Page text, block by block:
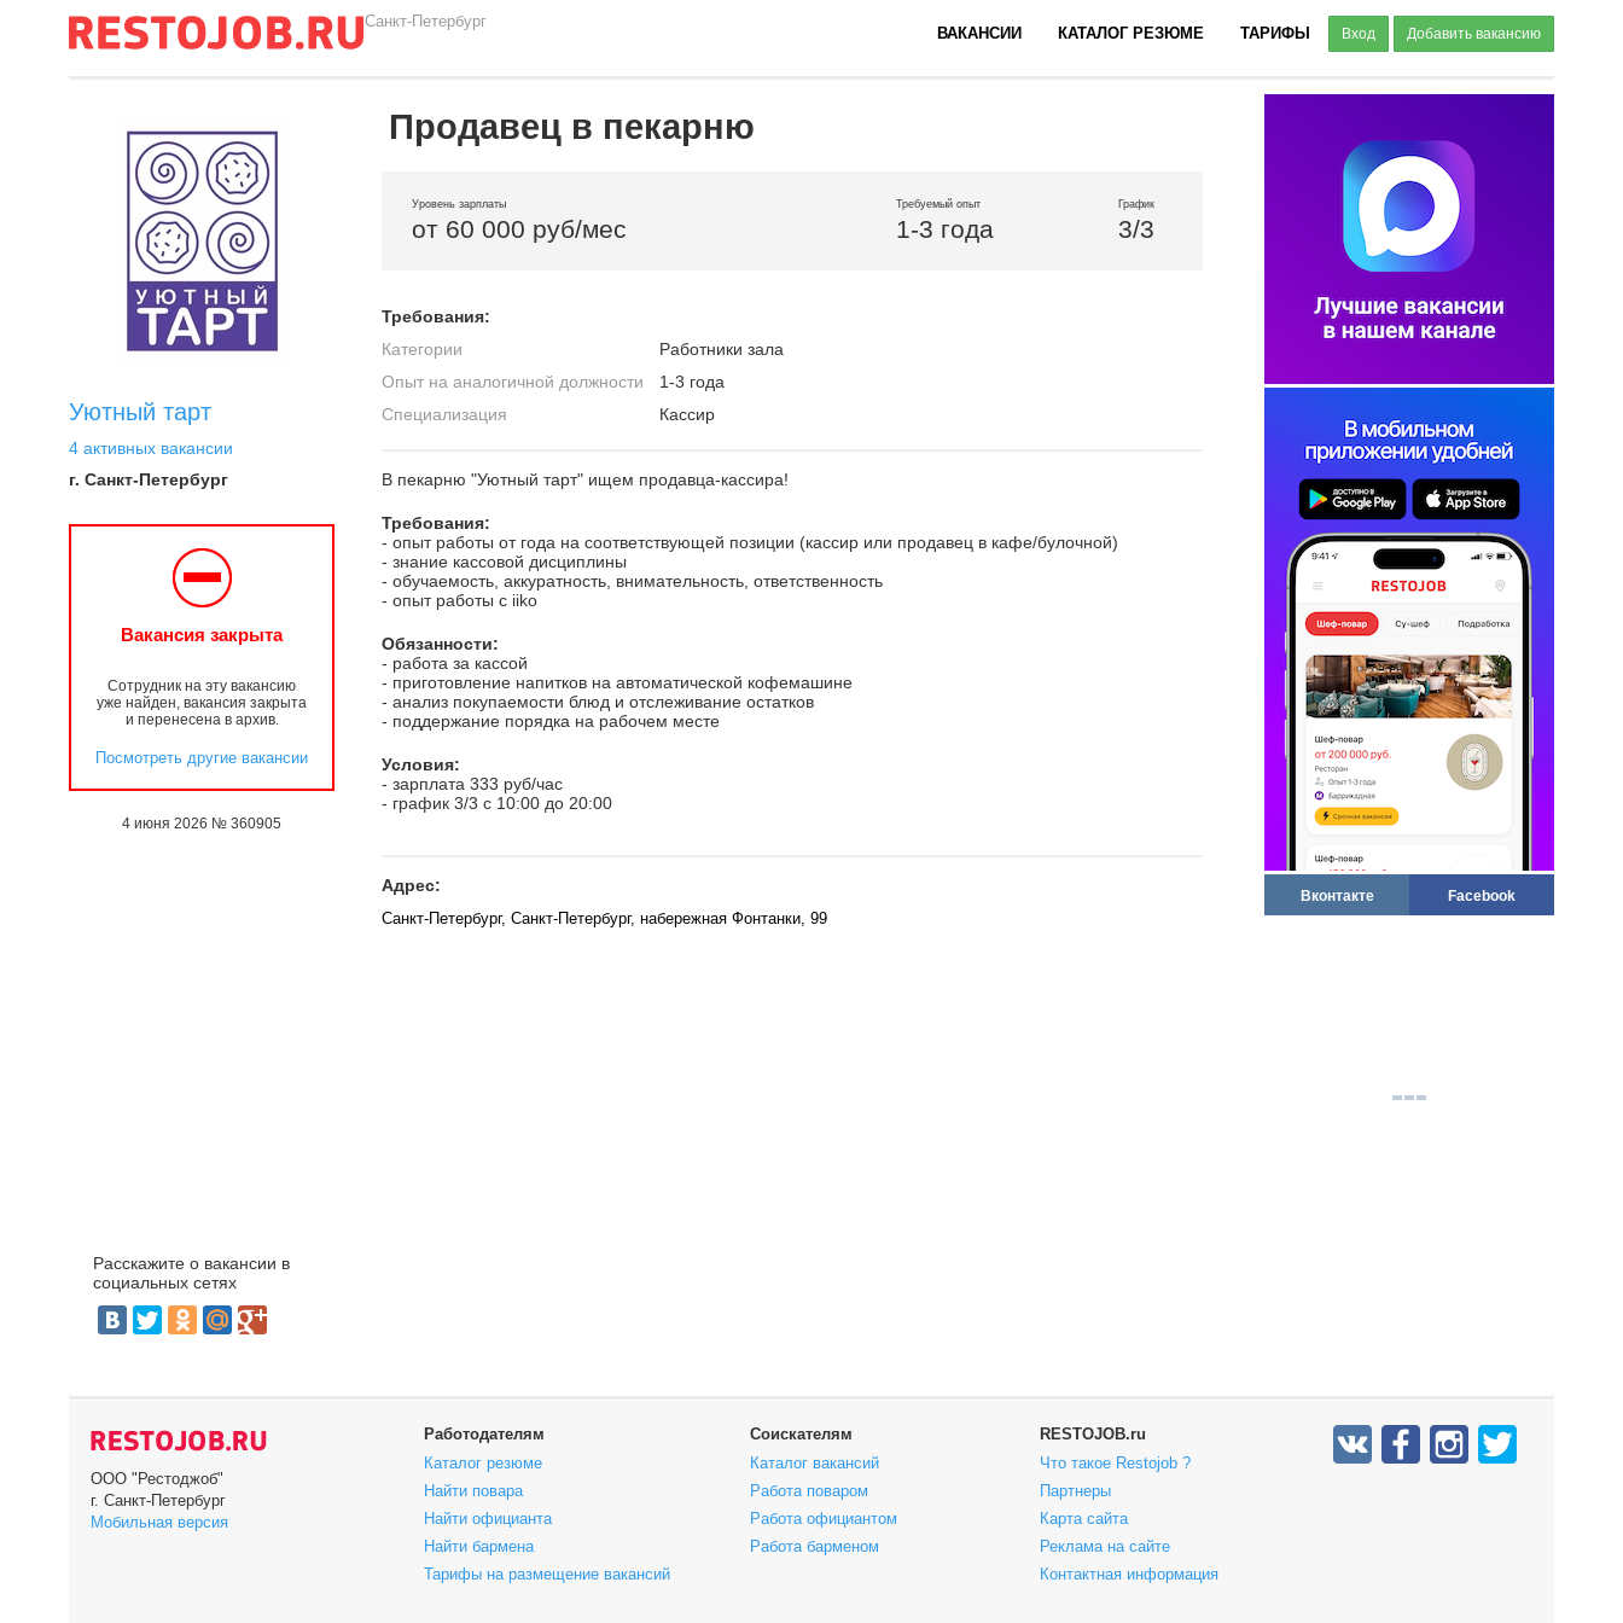
Санкт-Петербург
ВАКАНСИИ КАТАЛОГ РЕЗЮМЕ ТАРИФЫ Вход Добавить вакансию
Вконтакте Facebook
Уютный тарт
4 активных вакансии
г. Санкт-Петербург
Вакансия закрыта
Сотрудник на эту вакансию
уже найден, вакансия закрыта
и перенесена в архив.
Посмотреть другие вакансии
4 июня 2026 № 360905
Продавец в пекарню
Уровень зарплаты
от 60 000 руб/мес
Требуемый опыт
1-3 года
График
3/3
Требования:
Категории
Работники зала
Опыт на аналогичной должности
1-3 года
Специализация
Кассир
В пекарню "Уютный тарт" ищем продавца-кассира!
Требования:
- опыт работы от года на соответствующей позиции (кассир или продавец в кафе/булочной)
- знание кассовой дисциплины
- обучаемость, аккуратность, внимательность, ответственность
- опыт работы с iiko
Обязанности:
- работа за кассой
- приготовление напитков на автоматической кофемашине
- анализ покупаемости блюд и отслеживание остатков
- поддержание порядка на рабочем месте
Условия:
- зарплата 333 руб/час
- график 3/3 с 10:00 до 20:00
Адрес:
Санкт-Петербург, Санкт-Петербург, набережная Фонтанки, 99
Расскажите о вакансии в
социальных сетях
ООО "Рестоджоб"
г. Санкт-Петербург
Мобильная версия
Работодателям
Каталог резюме
Найти повара
Найти официанта
Найти бармена
Тарифы на размещение вакансий
Соискателям
Каталог вакансий
Работа поваром
Работа официантом
Работа барменом
RESTOJOB.ru
Что такое Restojob ?
Партнеры
Карта сайта
Реклама на сайте
Контактная информация